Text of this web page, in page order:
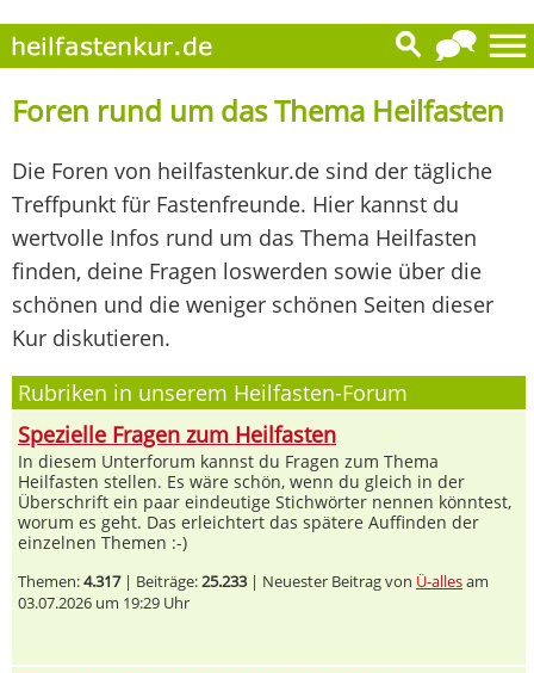
Foren rund um das Thema Heilfasten
Die Foren von heilfastenkur.de sind der tägliche
Treffpunkt für Fastenfreunde. Hier kannst du
wertvolle Infos rund um das Thema Heilfasten
finden, deine Fragen loswerden sowie über die
schönen und die weniger schönen Seiten dieser
Kur diskutieren.
Rubriken in unserem Heilfasten-Forum
Spezielle Fragen zum Heilfasten
In diesem Unterforum kannst du Fragen zum Thema
Heilfasten stellen. Es wäre schön, wenn du gleich in der
Überschrift ein paar eindeutige Stichwörter nennen könntest,
worum es geht. Das erleichtert das spätere Auffinden der
einzelnen Themen :-)
Themen:4.317| Beiträge:25.233| Neuester Beitrag von Ü-allesam
03.07.2026 um 19:29 Uhr